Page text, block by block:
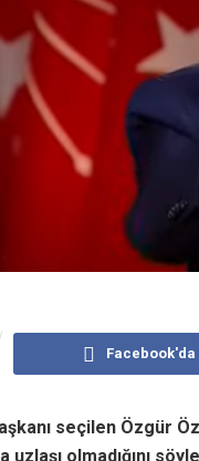
Facebook'da
seçilen Özgür
uzlaşı olmadığını